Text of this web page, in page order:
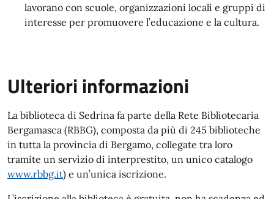
lavorano con scuole, organizzazioni locali e gruppi di
interesse per promuovere l’educazione e la cultura.
Ulteriori informazioni
La biblioteca di Sedrina fa parte della Rete Bibliotecaria
Bergamasca (RBBG), composta da più di 245 biblioteche
in tutta la provincia di Bergamo, collegate tra loro
tramite un servizio di interprestito, un unico catalogo
www.rbbg.it) e un’unica iscrizione.